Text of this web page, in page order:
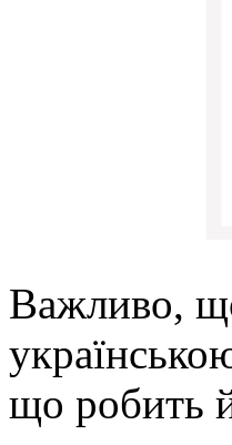
Важливо,
що робить